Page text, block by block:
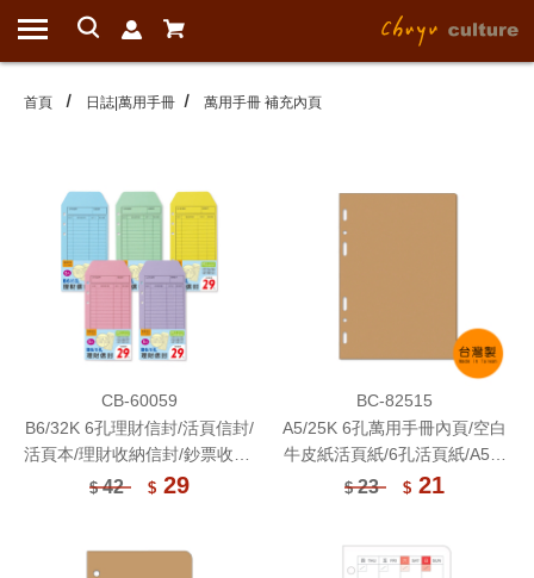
首頁 日誌|萬用手冊 萬用手冊 補充內頁
CB-60059
B6/32K 6孔理財信封/活頁信封/
活頁本/理財收納信封/鈔票收納/
記帳信封袋/收支紀錄袋
$42 $ 29
BC-82515
A5/25K 6孔萬用手冊內頁/空白
牛皮紙活頁紙/6孔活頁紙/A5活
頁紙/活頁筆記本補充內頁/手帳
$23 $ 21